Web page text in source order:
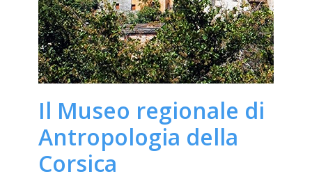
Il Museo regionale di
Antropologia della
Corsica